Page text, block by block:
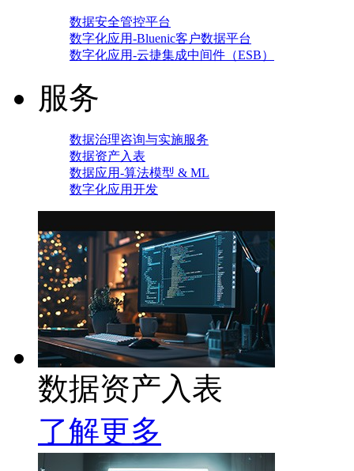
数据安全管控平台
数字化应用-Bluenic客户数据平台
数字化应用-云捷集成中间件（ESB）
服务
数据治理咨询与实施服务
数据资产入表
数据应用-算法模型 & ML
数字化应用开发
数据资产入表
了解更多